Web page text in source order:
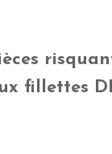
fillettes